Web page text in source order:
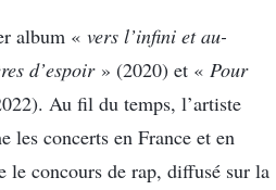
album « vers l’infini et au-
d’espoir» (2020) et « Pour
Au fil du temps, l’artiste
les concerts en France et en
le concours de rap, diffusé sur la